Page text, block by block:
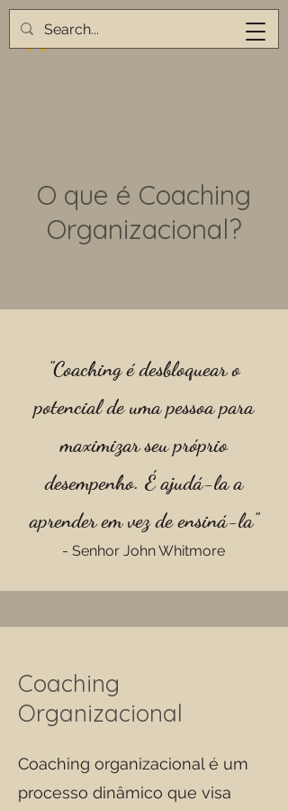
O que é Coaching
Organizacional?
"Coaching é desbloquear o
potencial de uma pessoa para
maximizar seu próprio
desempenho. É ajudá-la a
aprender em vez de ensiná-la"
- Senhor John Whitmore
Coaching
Organizacional
Coaching organizacional é um
processo dinâmico que visa